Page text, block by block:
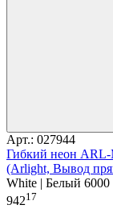
Арт.: 027944
Гибкий неон
(Arlight, Вывод
White | Белый 6000
94217